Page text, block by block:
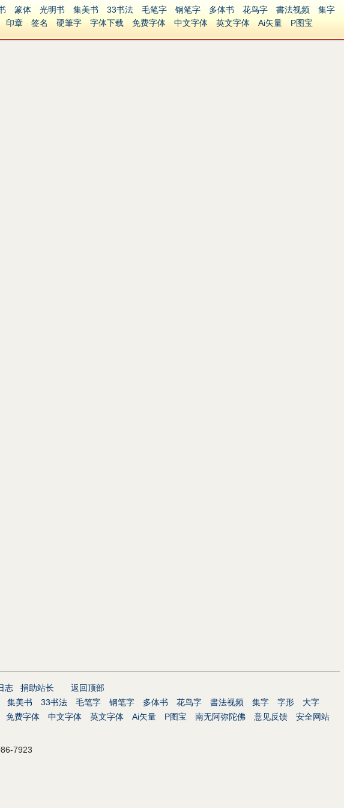
篆体 光明书 集美书 33书法 毛笔字 钢笔字 多体书 花鸟字 書法视频
集字
印章 签名 硬筆字 字体下载 免费字体 中文字体 英文字体 Ai矢量
P图宝
志 捐助站长
返回顶部
集美书 33书法 毛笔字 钢笔字 多体书 花鸟字 書法视频 集字 字形
大字
免费字体 中文字体 英文字体 Ai矢量 P图宝 南无阿弥陀佛 意见反馈
安全网站
7923